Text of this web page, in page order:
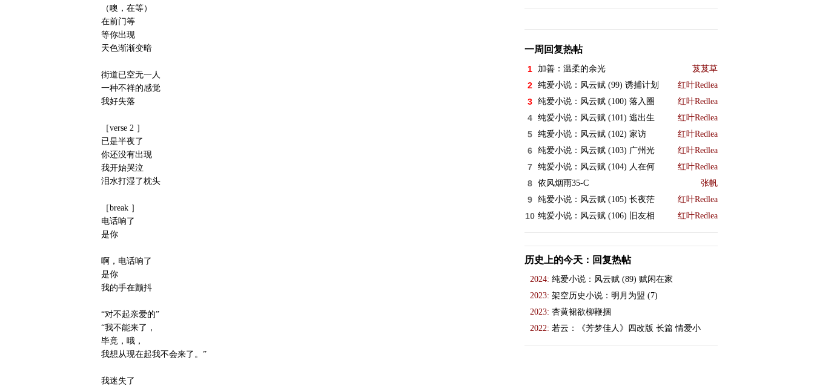
（噢，在等）
在前门等
等你出现
天色渐渐变暗
街道已空无一人
一种不祥的感觉
我好失落
［verse 2 ］
已是半夜了
你还没有出现
我开始哭泣
泪水打湿了枕头
［break ］
电话响了
是你
啊，电话响了
是你
我的手在颤抖
“对不起亲爱的”
“我不能来了，
毕竟，哦，
我想从现在起我不会来了。”
我迷失了
一周回复热帖
1 加善：温柔的余光 芨芨草
2 纯爱小说：风云赋 (99) 诱捕计划 红叶Redlea
3 纯爱小说：风云赋 (100) 落入圈 红叶Redlea
4 纯爱小说：风云赋 (101) 逃出生 红叶Redlea
5 纯爱小说：风云赋 (102) 家访 红叶Redlea
6 纯爱小说：风云赋 (103) 广州光 红叶Redlea
7 纯爱小说：风云赋 (104) 人在何 红叶Redlea
8 依风烟雨35-C 张帆
9 纯爱小说：风云赋 (105) 长夜茫 红叶Redlea
10 纯爱小说：风云赋 (106) 旧友相 红叶Redlea
历史上的今天：回复热帖
2024: 纯爱小说：风云赋 (89) 赋闲在家
2023: 架空历史小说：明月为盟 (7)
2023: 杏黄裙欲柳鞭捆
2022: 若云：《芳梦佳人》四改版 长篇 情爱小